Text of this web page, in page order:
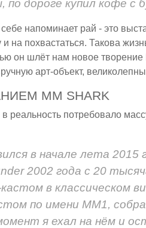
по дороге купил кофе с
напоминает рай - это
на похвастаться. Такова
он шлёт нам новое
арт-объект,
MM SHARK
реальность потребовало
в начале лета
2002 года с 20
в классическом
по имени MM1,
я ехал на нём и